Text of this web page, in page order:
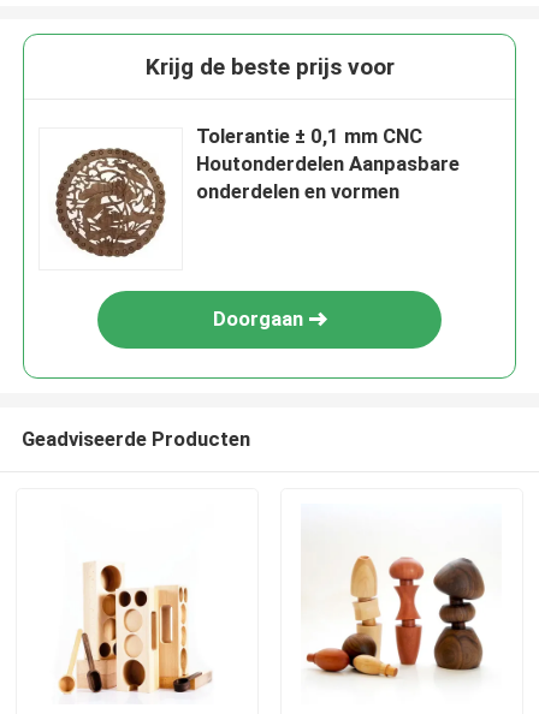
Krijg de beste prijs voor
Tolerantie ± 0,1 mm CNC
Houtonderdelen Aanpasbare
onderdelen en vormen
Doorgaan
Geadviseerde Producten